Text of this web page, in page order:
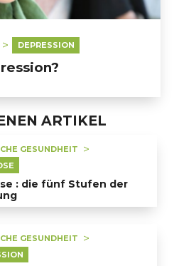
DEPRESSIONEN VORBEUGEN
DEPRESSION
ARTIKEL
GESUNDHEIT
: die fünf Stufen der
GESUNDHEIT